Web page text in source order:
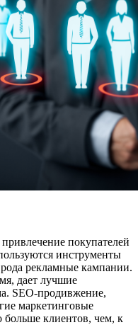
покупателей
инструменты
рекламные кампании.
дает лучшие
SEO-продивжение,
маркетинговые
больше клиентов, чем, к